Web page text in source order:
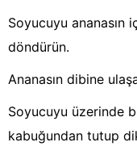
Soyucuyu ananasın
döndürün.
Ananasın dibine
Soyucuyu üzerinde
kabuğundan tutup